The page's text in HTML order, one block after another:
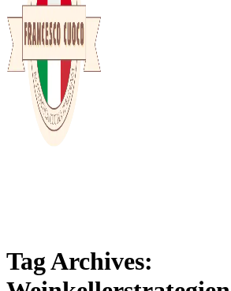
Tag Archives: